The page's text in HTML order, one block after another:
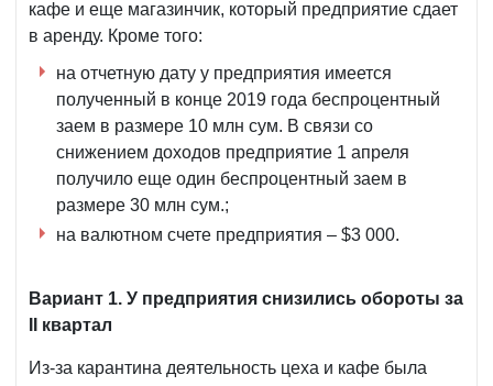
кафе и еще магазинчик, который предприятие сдает
в аренду. Кроме того:
на отчетную дату у предприятия имеется
полученный в конце 2019 года беспроцентный
заем в размере 10 млн сум. В связи со
снижением доходов предприятие 1 апреля
получило еще один беспроцентный заем в
размере 30 млн сум.;
на валютном счете предприятия – $3 000.
Вариант 1. У предприятия снизились обороты за
квартал
Из-за карантина деятельность цеха и кафе была